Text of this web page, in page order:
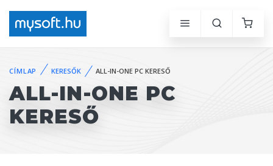
CÍMLAP KERESŐK ALL-IN-ONE PC KERESŐ
ALL-IN-ONE PC
KERESŐ